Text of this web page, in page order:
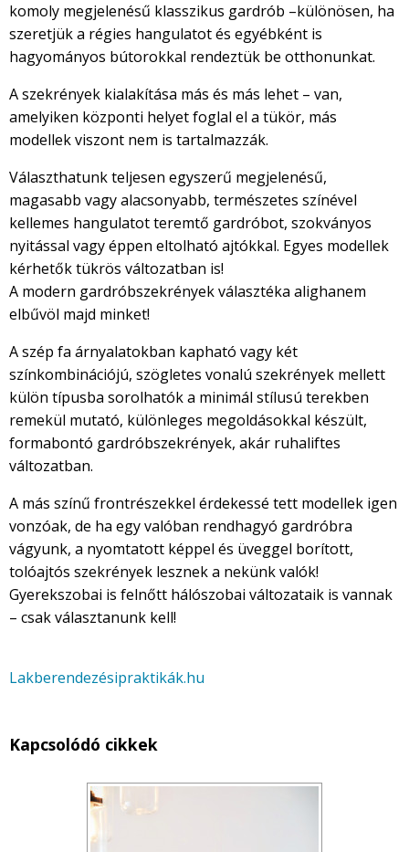
komoly megjelenésű klasszikus gardrób –különösen, ha
szeretjük a régies hangulatot és egyébként is
hagyományos bútorokkal rendeztük be otthonunkat.
A szekrények kialakítása más és más lehet – van,
amelyiken központi helyet foglal el a tükör, más
modellek viszont nem is tartalmazzák.
Választhatunk teljesen egyszerű megjelenésű,
magasabb vagy alacsonyabb, természetes színével
kellemes hangulatot teremtő gardróbot, szokványos
nyitással vagy éppen eltolható ajtókkal. Egyes modellek
kérhetők tükrös változatban is!
A modern gardróbszekrények választéka alighanem
elbűvöl majd minket!
A szép fa árnyalatokban kapható vagy két
színkombinációjú, szögletes vonalú szekrények mellett
külön típusba sorolhatók a minimál stílusú terekben
remekül mutató, különleges megoldásokkal készült,
formabontó gardróbszekrények, akár ruhaliftes
változatban.
A más színű frontrészekkel érdekessé tett modellek igen
vonzóak, de ha egy valóban rendhagyó gardróbra
vágyunk, a nyomtatott képpel és üveggel borított,
tolóajtós szekrények lesznek a nekünk valók!
Gyerekszobai is felnőtt hálószobai változataik is vannak
– csak választanunk kell!
Lakberendezésipraktikák.hu
Kapcsolódó cikkek